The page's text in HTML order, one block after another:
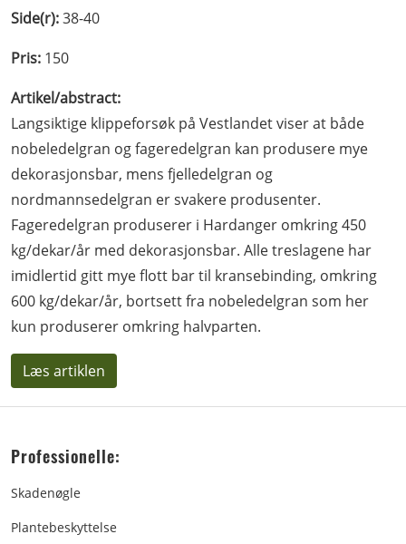
Side(r):38-40
Pris: 150
Artikel/abstract:
Langsiktige klippeforsøk på Vestlandet viser at både
nobeledelgran og fageredelgran kan produsere mye
dekorasjonsbar, mens fjelledelgran og
nordmannsedelgran er svakere produsenter.
Fageredelgran produserer i Hardanger omkring 450
kg/dekar/år med dekorasjonsbar. Alle treslagene har
imidlertid gitt mye flott bar til kransebinding, omkring
600 kg/dekar/år, bortsett fra nobeledelgran som her
kun produserer omkring halvparten.
Læs artiklen
Professionelle:
Skadenøgle
Plantebeskyttelse